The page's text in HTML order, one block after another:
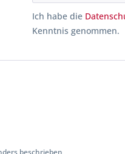
Ich habe die
Kenntnis genommen.